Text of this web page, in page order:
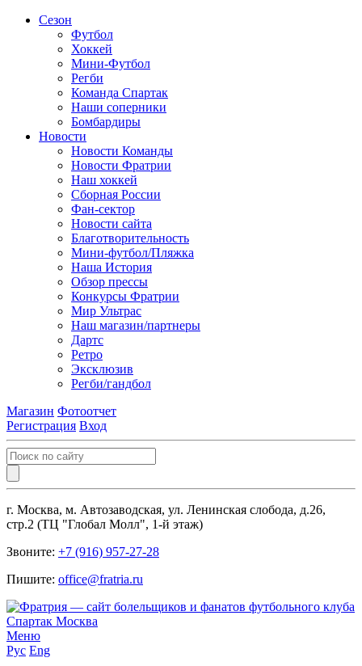
Сезон
Футбол
Хоккей
Мини-Футбол
Регби
Команда Спартак
Наши соперники
Бомбардиры
Новости
Новости Команды
Новости Фратрии
Наш хоккей
Сборная России
Фан-cектор
Новости сайта
Благотворительность
Мини-футбол/Пляжка
Наша История
Обзор прессы
Конкурсы Фратрии
Мир Ультрас
Наш магазин/партнеры
Дартс
Ретро
Эксклюзив
Регби/гандбол
Магазин Фотоотчет
Регистрация Вход
г. Москва, м. Автозаводская, ул. Ленинская слобода, д.26,
стр.2 (ТЦ "Глобал Молл", 1-й этаж)
Звоните: +7 (916) 957-27-28
Пишите: office@fratria.ru
Меню
Рус Eng